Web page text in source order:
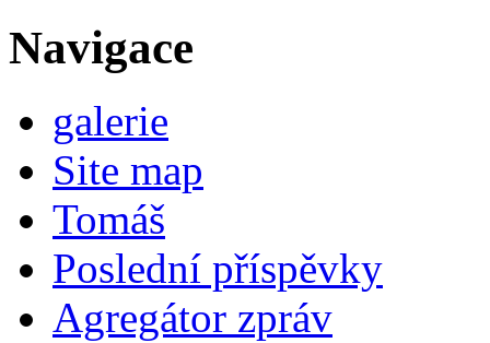
Navigace
galerie
Site map
Tomáš
Poslední příspěvky
Agregátor zpráv